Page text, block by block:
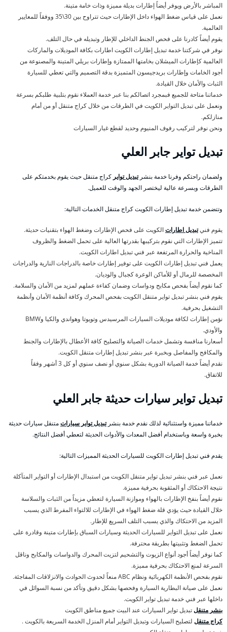
المباشر بالأرض ويوفر أيضاً إطارات بديلة مميزة وذات خامة متينة.
نعمل على قياس ضغط الهواء داخل الإطارات حيث تتراوح بين 30\35 ووفقاً للمعايير
العالمية.
يقوم أيضاً كادرنا على فحص الجنط الداخلي للإطار وتبديله في حال التلف.
نوفر في شركتنا خدمة تبديل إطارات الكويت اطارات بكافة الموديلات والماركات
العالمية كإطارات الميشلان بخامتها الممتازة وإطارات بريلي المتينة والمصنوعة من
أجود الخامات وإطارات بريدجيسون المتميزة بدقة التصميم والتي تعطي للسيارة
الثبات والأمان خلال القيادة.
خدماتنا متاحة للجميع فبمجرد اتصالكم بنا عبر خدمة العملاء نقوم بتلبية طلبكم بسرعة
ونعمل على تبديل التواير الكويت في الطرقات من خلال كراج متنقل أو من أمام
منازلكم.
ونحن نوفر لتركيب رفوف المنيوم وحديد لقطع غيار السيارات
تبديل تواير جابر العلي
ولضمان راحتكم وفرنا خدمة بنشرتبديل تواير كراج متنقل حيث يقوم بخدمتكم على
الطرقات وبسرعة عالية ليختصر الجهد والوقت للعميل.
وتتضمن خدمة تبديل إطارات الكويت كراج متنقل الخدمات التالية:
يقوم فنيتبديل اطاراتالكويت على فحص الإطارات وضغط الهواء بتقنيات حديثة.
تتميز الإطارات التي نقوم بتركيبها بقدرتها العالية على تحمل الضغط والظروف
المناخية والحرارة المرتفعة عبر فني تبديل اطارات الكويت.
يعمل فني تبديل إطارات الكويت على توفير إطارات خاصة بالدراجات النارية والدراجات
المخصصة للرمال أو للأماكن الوعرة كجبال والوديان.
كما نقوم أيضاً بفحص مكابح ودواسات وضمان كفاءة عملهم لمزيد من الأمان والسلامة.
يقوم فني بنشر تبديل تواير متنقل الكويت بفحص المحرك وكافة أنظمة الأمان وأنظمة
التشغيل بحرفية.
نؤمن إطارات لكافة موديلات السيارات المرسيدس وتويوتا وهواندي والكيا وBMW
والأودي.
أسعارنا منافسة وتشمل خدمات الصيانة والتصليح كافة الأعطال بالإطارات والجنط
والمكافح والمفاصل وبخبرة عبر بنشر تبديل إطارات متنقل الكويت.
نقدم أيضاً خدمة الصيانة الدورية بشكل سنوي أو نصف سنوي أو كل 3 أشهر وفقاً
للاتفاق.
تبديل تواير سيارات حديثة جابر العلي
خدماتنا مميزة واستثنائية لذلك نقدم خدمة بنشرتبديل تواير سياراتمتنقل سيارات حديثة
بخبرة واسعة وباستخدام أفضل المعدات والأدوات الحديثة لتعطي أفضل النتائج.
يقدم فني تبديل إطارات الكويت للسيارات الحديثة المميزات التالية:
نعمل عبر فني بنشر تبديل تواير متنقل الكويت من استبدال الإطارات أو التواير المتآكلة
نتيجة الاحتكاك أو المثقوبة بحرفية مميزة.
نقوم أيضاً بنفخ الإطارات بالهواء وموازنة السيارة لتعطي مزيداً من الثبات والسلاسة
خلال القيادة حيث يؤدي قلة ضغط الهواء في الإطارات للالتواء المفرط الذي يسبب
المزيد من الاحتكاك والذي يسبب التلف السريع للإطار.
نعمل على تبديل التواير للسيارات الحديثة وسيارات السباق بإطارات متينة وقادرة على
تحمل الضغط وتثبيتها بطريقة محترفة.
كما نوفر أيضاً أجود أنواع الزيوت والتشحيم لتزيت المحرك والدواسات والمكابح وناقل
السرعة لمنع الاحتكاك بحرفية مميزة.
نقوم بفحص الأنظمة الكهربائية ونظام ABC منعاً لحدوث الحوادث والانزلاقات المفاجئة.
نعمل على صيانة البطارية السيارة وفحصها بشكل دقيق وتأكد من نسبة السوائل في
داخلها عبر فني خدمة تبديل تواير الكويت.
بنشر متنقلتبديل تواير السيارات عند البيت جميع مناطق الكويت
كراج متنقل لتصليح السيارات وتبديل التواير أمام المنزل الخدمة السريعة بالكويت .